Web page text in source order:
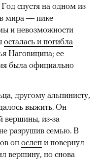
спустя на одном из
мира — пике
и невозможности
осталась и погибла
Наговицина; ее
была официально
другому альпинисту,
выжить. Он
вершины, из-за
разрушив семью. В
он ослеп и повернул
вершину, но снова